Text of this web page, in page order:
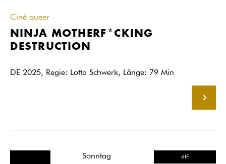
Ciné queer
NINJA MOTHERF*CKING
DESTRUCTION
DE 2025, Regie: Lotta Schwerk, Länge: 79 Min
Sonntag
dtF